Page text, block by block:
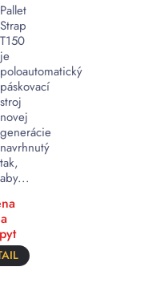
Pallet
Strap
T150
je
poloautomatický
páskovací
stroj
novej
generácie
navrhnutý
tak,
aby...